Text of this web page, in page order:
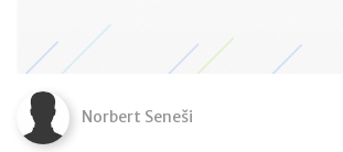
Norbert Seneši